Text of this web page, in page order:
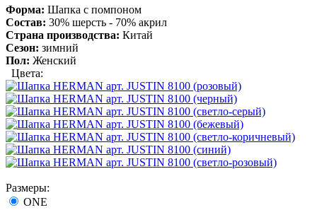
Форма: Шапка с помпоном
Состав: 30% шерсть - 70% акрил
Страна производства: Китай
Сезон: зимний
Пол: Женский
Цвета:
Размеры:
ONE